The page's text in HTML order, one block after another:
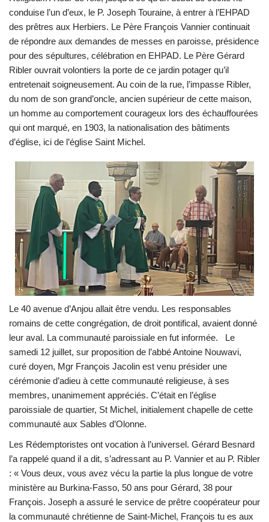
conduise l’un d’eux, le P. Joseph Touraine, à entrer à l’EHPAD
des prêtres aux Herbiers. Le Père François Vannier continuait
de répondre aux demandes de messes en paroisse, présidence
pour des sépultures, célébration en EHPAD. Le Père Gérard
Ribler ouvrait volontiers la porte de ce jardin potager qu’il
entretenait soigneusement. Au coin de la rue, l’impasse Ribler,
du nom de son grand’oncle, ancien supérieur de cette maison,
un homme au comportement courageux lors des échauffourées
qui ont marqué, en 1903, la nationalisation des bâtiments
d’église, ici de l’église Saint Michel.
Le 40 avenue d’Anjou allait être vendu. Les responsables
romains de cette congrégation, de droit pontifical, avaient donné
leur aval. La communauté paroissiale en fut informée. Le
samedi 12 juillet, sur proposition de l’abbé Antoine Nouwavi,
curé doyen, Mgr François Jacolin est venu présider une
cérémonie d’adieu à cette communauté religieuse, à ses
membres, unanimement appréciés. C’était en l’église
paroissiale de quartier, St Michel, initialement chapelle de cette
communauté aux Sables d’Olonne.
Les Rédemptoristes ont vocation à l’universel. Gérard Besnard
l’a rappelé quand il a dit, s’adressant au P. Vannier et au P. Ribler
: « Vous deux, vous avez vécu la partie la plus longue de votre
ministère au Burkina-Fasso, 50 ans pour Gérard, 38 pour
François. Joseph a assuré le service de prêtre coopérateur pour
la communauté chrétienne de Saint-Michel, François tu es aux